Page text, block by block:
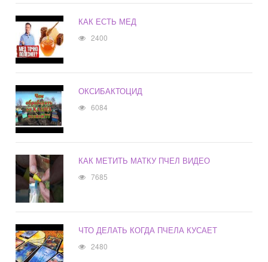
КАК ЕСТЬ МЕД
2400
ОКСИБАКТОЦИД
6084
КАК МЕТИТЬ МАТКУ ПЧЕЛ ВИДЕО
7685
ЧТО ДЕЛАТЬ КОГДА ПЧЕЛА КУСАЕТ
2480